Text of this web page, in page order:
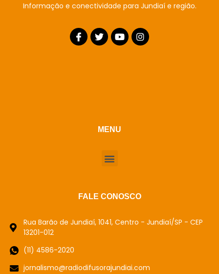
Informação e conectividade para Jundiaí e região.
MENU
FALE CONOSCO
Rua Barão de Jundiaí, 1041, Centro - Jundiaí/SP - CEP
13201-012
(11) 4586-2020
jornalismo@radiodifusorajundiai.com